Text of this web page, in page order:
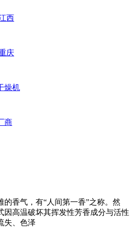
西
庆
燥机
商
的香气，有“人间第一香”之称。然
因高温破坏其挥发性芳香成分与活性
失、色泽